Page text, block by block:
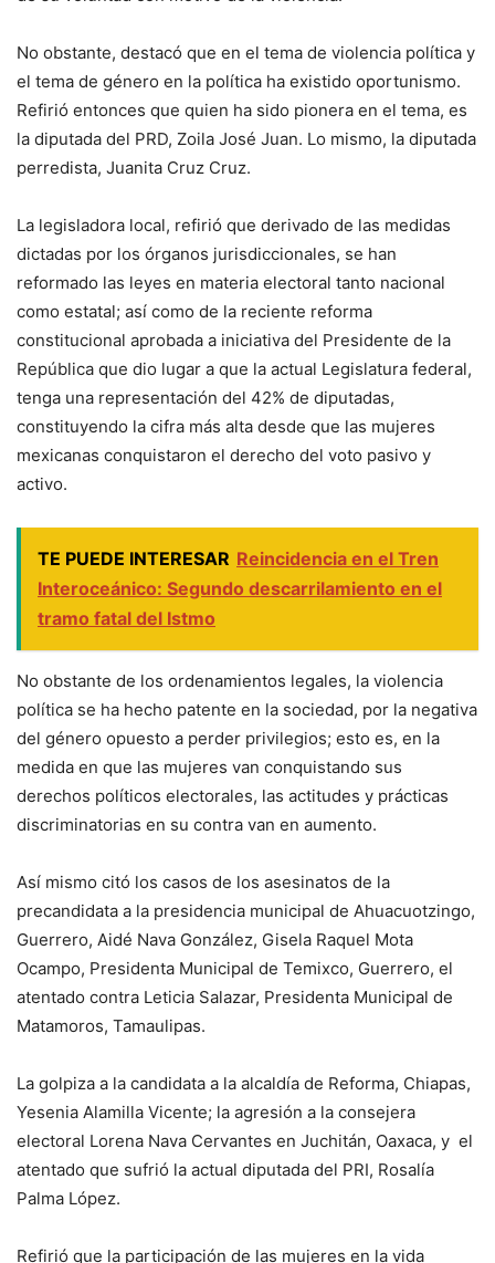
No obstante, destacó que en el tema de violencia política y
el tema de género en la política ha existido oportunismo.
Refirió entonces que quien ha sido pionera en el tema, es
la diputada del PRD, Zoila José Juan. Lo mismo, la diputada
perredista, Juanita Cruz Cruz.
La legisladora local, refirió que derivado de las medidas
dictadas por los órganos jurisdiccionales, se han
reformado las leyes en materia electoral tanto nacional
como estatal; así como de la reciente reforma
constitucional aprobada a iniciativa del Presidente de la
República que dio lugar a que la actual Legislatura federal,
tenga una representación del 42% de diputadas,
constituyendo la cifra más alta desde que las mujeres
mexicanas conquistaron el derecho del voto pasivo y
activo.
TE PUEDE INTERESAR Reincidencia en el Tren
Interoceánico: Segundo descarrilamiento en el
tramo fatal del Istmo
No obstante de los ordenamientos legales, la violencia
política se ha hecho patente en la sociedad, por la negativa
del género opuesto a perder privilegios; esto es, en la
medida en que las mujeres van conquistando sus
derechos políticos electorales, las actitudes y prácticas
discriminatorias en su contra van en aumento.
Así mismo citó los casos de los asesinatos de la
precandidata a la presidencia municipal de Ahuacuotzingo,
Guerrero, Aidé Nava González, Gisela Raquel Mota
Ocampo, Presidenta Municipal de Temixco, Guerrero, el
atentado contra Leticia Salazar, Presidenta Municipal de
Matamoros, Tamaulipas.
La golpiza a la candidata a la alcaldía de Reforma, Chiapas,
Yesenia Alamilla Vicente; la agresión a la consejera
electoral Lorena Nava Cervantes en Juchitán, Oaxaca, y el
atentado que sufrió la actual diputada del PRI, Rosalía
Palma López.
Refirió que la participación de las mujeres en la vida